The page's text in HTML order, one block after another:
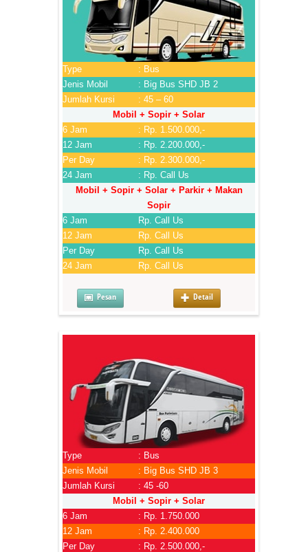
Type
: Bus
Jenis Mobil
: Big Bus SHD JB 2
Jumlah Kursi
: 45 – 60
Mobil + Sopir + Solar
6 Jam
: Rp. 1.500.000,-
12 Jam
: Rp. 2.200.000,-
Per Day
: Rp. 2.300.000,-
24 Jam
: Rp. Call Us
Mobil + Sopir + Solar + Parkir + Makan
Sopir
6 Jam
Rp. Call Us
12 Jam
Rp. Call Us
Per Day
Rp. Call Us
24 Jam
Rp. Call Us
Pesan Detail
Type
: Bus
Jenis Mobil
: Big Bus SHD JB 3
Jumlah Kursi
: 45 -60
Mobil + Sopir + Solar
6 Jam
: Rp. 1.750.000
12 Jam
: Rp. 2.400.000
Per Day
: Rp. 2.500.000,-